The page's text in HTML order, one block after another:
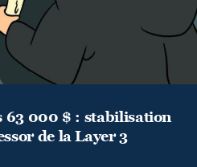
63 000 $ : stabilisation
de la Layer 3